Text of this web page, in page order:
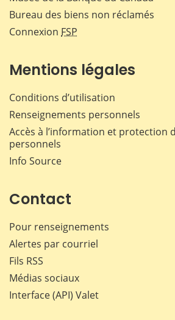
Bureau des biens non réclamés
Connexion FSP
Mentions légales
Conditions d’utilisation
Renseignements personnels
Accès à l’information et protection
personnels
Info Source
Contact
Pour renseignements
Alertes par courriel
Fils RSS
Médias sociaux
Interface (API) Valet